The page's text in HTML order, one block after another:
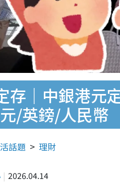
存｜中銀港元
/英鎊/人民幣
話題 理財
2026.04.14